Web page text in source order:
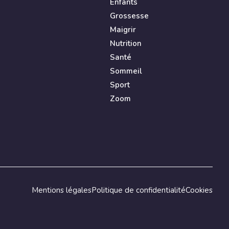
Enfants
Grossesse
Maigrir
Nutrition
Santé
Sommeil
Sport
Zoom
Mentions légalesPolitique de confidentialitéCookies